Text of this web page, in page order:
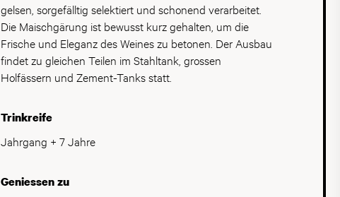
gelsen, sorgefälltig selektiert und schonend verarbeitet.
Die Maischgärung ist bewusst kurz gehalten, um die
Frische und Eleganz des Weines zu betonen. Der Ausbau
findet zu gleichen Teilen im Stahltank, grossen
Holfässern und Zement-Tanks statt.
Trinkreife
Jahrgang + 7 Jahre
Geniessen zu